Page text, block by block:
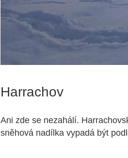
Harrachov
Ani zde se nezahálí.
sněhová nadílka vypadá být